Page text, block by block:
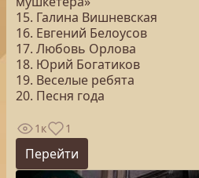
15. Галина Вишневская
16. Евгений Белоусов
17. Любовь Орлова
18. Юрий Богатиков
19. Веселые ребята
20. Песня года
1к 1
Перейти